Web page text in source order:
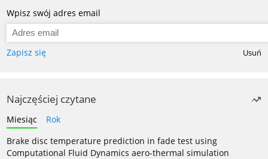
Wpisz swój adres email
Zapisz się Usuń
Najczęściej czytane
Miesiąc
Rok
Brake disc temperature prediction in fade test using
Computational Fluid Dynamics aero-thermal simulation